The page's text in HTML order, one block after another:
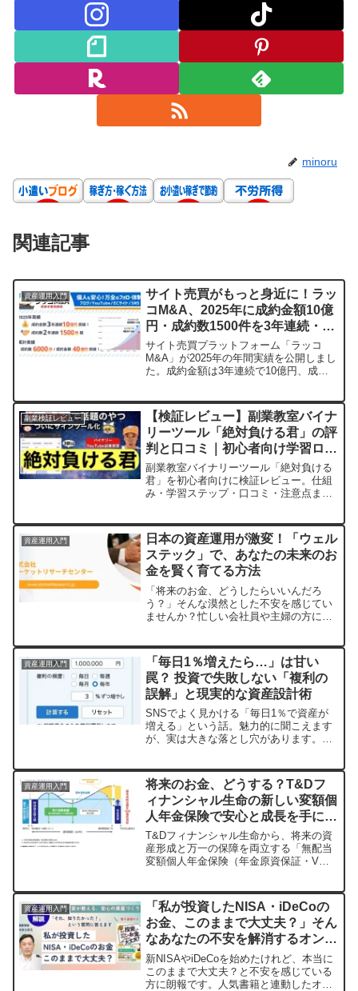
minoru
関連記事
資産運用入門
サイト売買がもっと身近に！ラッ
コM&A、2025年に成約金額10億
円・成約数1500件を3年連続・2
年連続で突破！
サイト売買プラットフォーム「ラッコ
M&A」が2025年の年間実績を公開しまし
た。成約金額は3年連続で10億円、成約
しする安心の取引環境と、進化するAI機
能の全貌に迫ります。
副業検証レビュー
【検証レビュー】副業教室バイナ
リーツール「絶対負ける君」の評
判と口コミ｜初心者向け学習ロー
ドマップ解説
副業教室バイナリーツール「絶対負ける
君」を初心者向けに検証レビュー。仕組
み・学習ステップ・口コミ・注意点まで
資産運用入門
日本の資産運用が激変！「ウェル
ステック」で、あなたの未来のお
金を賢く育てる方法
「将来のお金、どうしたらいいんだろ
う？」そんな漠然とした不安を感じてい
ませんか？忙しい会社員や主婦の方にと
ん。でも、ご安心ください。今、最新テ
クノロジー「ウェルステック」が、私た
ちの資産運用を大きく変えようとしてい
ます。この記事では、ウェルステックが
どんなもので、なぜ今注目されているの
か、そして初心者でも安心して賢く活用
できる具体的な方法を、わかりやすくご
紹介します。
資産運用入門
「毎日1％増えたら…」は甘い
罠？ 投資で失敗しない「複利の
誤解」と現実的な資産設計術
SNSでよく見かける「毎日1％で資産が
増える」という話。魅力的に聞こえます
が、実は大きな落とし穴があります。複
ョン」の使い方を、会社員や主婦の目線
でわかりやすく解説します。
資産運用入門
将来のお金、どうする？T&Dフ
ィナンシャル生命の新しい変額個
人年金保険で安心と成長を手に入
れよう！
T&Dフィナンシャル生命から、将来の資
産形成と万一の保障を両立する「無配当
変額個人年金保険（年金原資保証・V
一時払保険料相当額として最低保証さ
れ、運用成果による増加の可能性も期待
できます。
資産運用入門
「私が投資したNISA・iDeCoの
お金、このままで大丈夫？」そん
なあなたの不安を解消するオンラ
イン講座が登場！
新NISAやiDeCoを始めたけれど、本当に
このままで大丈夫？と不安を感じている
方に朗報です。人気書籍と連動したオン